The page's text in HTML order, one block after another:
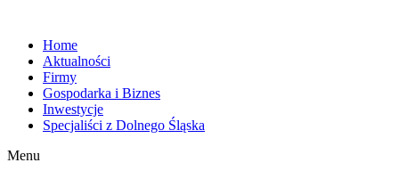
Home
Aktualności
Firmy
Gospodarka i Biznes
Inwestycje
Specjaliści z Dolnego Śląska
Menu